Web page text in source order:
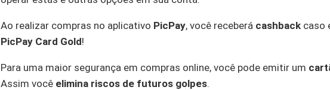
Ao realizar compras no aplicativo PicPay, você receberá cashback caso
PicPay Card Gold!
Para uma maior segurança em compras online, você pode emitir um
Assim você elimina riscos de futuros golpes.